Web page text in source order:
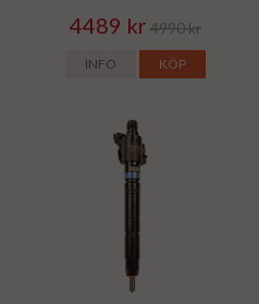
4489 kr 4990 kr
INFO KÖP